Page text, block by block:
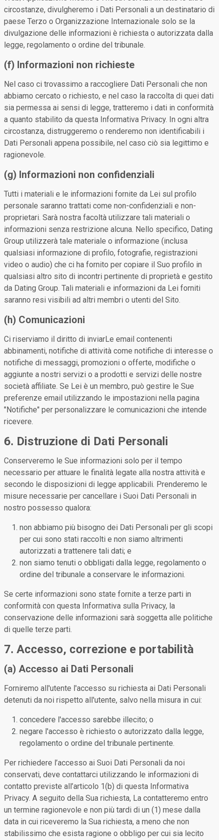
circostanze, divulgheremo i Dati Personali a un destinatario di
paese Terzo o Organizzazione Internazionale solo se la
divulgazione delle informazioni è richiesta o autorizzata dalla
legge, regolamento o ordine del tribunale.
(f) Informazioni non richieste
Nel caso ci trovassimo a raccogliere Dati Personali che non
abbiamo cercato o richiesto, e nel caso la raccolta di quei dati
sia permessa ai sensi di legge, tratteremo i dati in conformità
a quanto stabilito da questa Informativa Privacy. In ogni altra
circostanza, distruggeremo o renderemo non identificabili i
Dati Personali appena possibile, nel caso ciò sia legittimo e
ragionevole.
(g) Informazioni non confidenziali
Tutti i materiali e le informazioni fornite da Lei sul profilo
personale saranno trattati come non-confidenziali e non-
proprietari. Sarà nostra facoltà utilizzare tali materiali o
informazioni senza restrizione alcuna. Nello specifico, Dating
Group utilizzerà tale materiale o informazione (inclusa
qualsiasi informazione di profilo, fotografie, registrazioni
video o audio) che ci ha fornito per copiare il Suo profilo in
qualsiasi altro sito di incontri pertinente di proprietà e gestito
da Dating Group. Tali materiali e informazioni da Lei forniti
saranno resi visibili ad altri membri o utenti del Sito.
(h) Comunicazioni
Ci riserviamo il diritto di inviarLe email contenenti
abbinamenti, notifiche di attività come notifiche di interesse o
notifiche di messaggi, promozioni o offerte, modifiche o
aggiunte a nostri servizi o a prodotti e servizi delle nostre
società affiliate. Se Lei è un membro, può gestire le Sue
preferenze email utilizzando le impostazioni nella pagina
"Notifiche" per personalizzare le comunicazioni che intende
ricevere.
6. Distruzione di Dati Personali
Conserveremo le Sue informazioni solo per il tempo
necessario per attuare le finalità legate alla nostra attività e
secondo le disposizioni di legge applicabili. Prenderemo le
misure necessarie per cancellare i Suoi Dati Personali in
nostro possesso qualora:
non abbiamo più bisogno dei Dati Personali per gli scopi
per cui sono stati raccolti e non siamo altrimenti
autorizzati a trattenere tali dati; e
non siamo tenuti o obbligati dalla legge, regolamento o
ordine del tribunale a conservare le informazioni.
Se certe informazioni sono state fornite a terze parti in
conformità con questa Informativa sulla Privacy, la
conservazione delle informazioni sarà soggetta alle politiche
di quelle terze parti.
7. Accesso, correzione e portabilità
(a) Accesso ai Dati Personali
Forniremo all'utente l'accesso su richiesta ai Dati Personali
detenuti da noi rispetto all'utente, salvo nella misura in cui:
concedere l'accesso sarebbe illecito; o
negare l'accesso è richiesto o autorizzato dalla legge,
regolamento o ordine del tribunale pertinente.
Per richiedere l’accesso ai Suoi Dati Personali da noi
conservati, deve contattarci utilizzando le informazioni di
contatto previste all’articolo 1(b) di questa Informativa
Privacy. A seguito della Sua richiesta, La contatteremo entro
un termine ragionevole e non più tardi di un (1) mese dalla
data in cui riceveremo la Sua richiesta, a meno che non
stabilissimo che esista ragione o obbligo per cui sia lecito